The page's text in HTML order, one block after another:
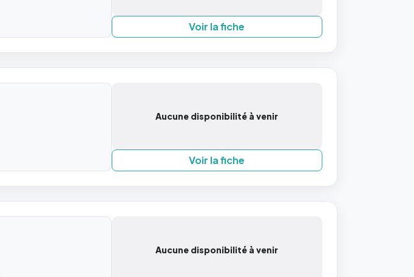
Voir la fiche
Aucune disponibilité à venir
Voir la fiche
Aucune disponibilité à venir